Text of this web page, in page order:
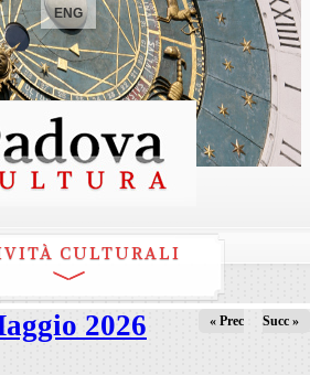
ENG
CULTURALI
2026 « Prec Succ »